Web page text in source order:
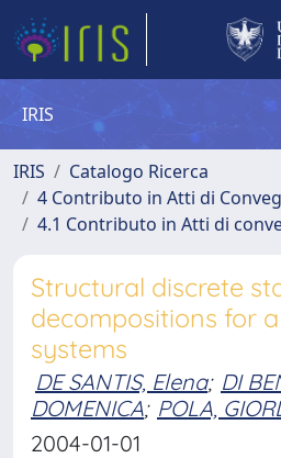
IRIS
IRIS
Catalogo Ricerca
4 Contributo in Atti di
4.1 Contributo in Atti di
Structural discrete
decompositions for
systems
DE SANTIS, Elena; DI
DOMENICA; POLA,
2004-01-01